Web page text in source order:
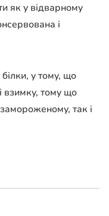
як у відварному
і
у тому, що
взимку, тому що
так і